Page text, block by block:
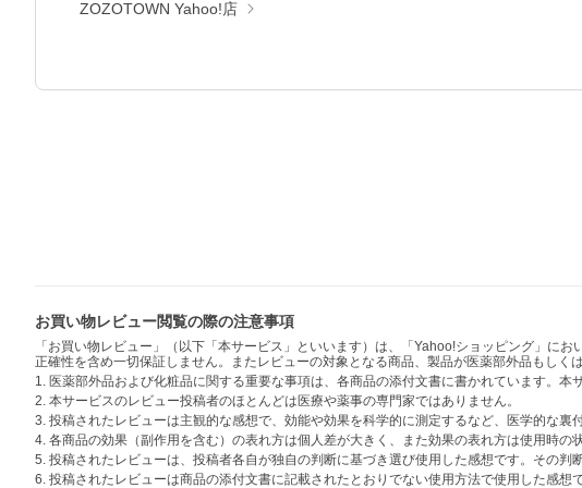
ZOZOTOWN Yahoo!店
お買い物レビュー閲覧の際の注意事項
「お買い物レビュー」（以下「本サービス」といいます）は、「Yahoo!ショッピング」に
正確性を含め一切保証しません。またレビューの対象となる商品、製品が医薬部外品もしく
1. 医薬部外品および化粧品に関する重要な事項は、各商品の添付文書に書かれています。本
2. 本サービスのレビュー投稿者のほとんどは医療や薬事の専門家ではありません。
3. 投稿されたレビューは主観的な感想で、効能や効果を科学的に測定するなど、医学的な裏
4. 各商品の効果（副作用を含む）の表れ方は個人差が大きく、また効果の表れ方は使用時
5. 投稿されたレビューは、投稿者各自が独自の判断に基づき選び使用した感想です。その判
6. 投稿されたレビューは商品の添付文書に記載されたとおりでない使用方法で使用した感想